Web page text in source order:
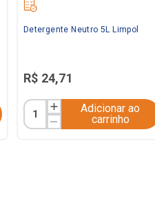
Detergente Neutro 5L Limpol
R$ 24,71
Adicionar ao
carrinho